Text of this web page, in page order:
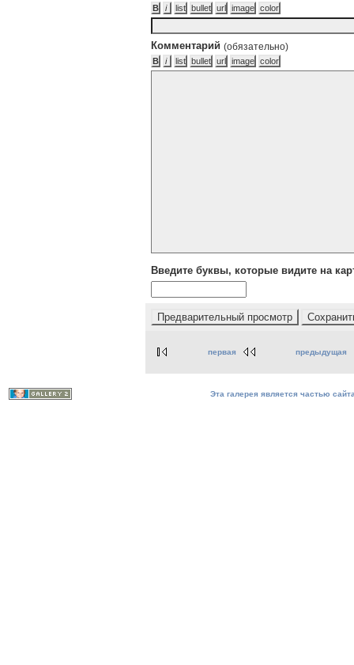
Комментарий (обязательно)
Введите буквы, которые видите на
первая предыдущая
Эта галерея является частью